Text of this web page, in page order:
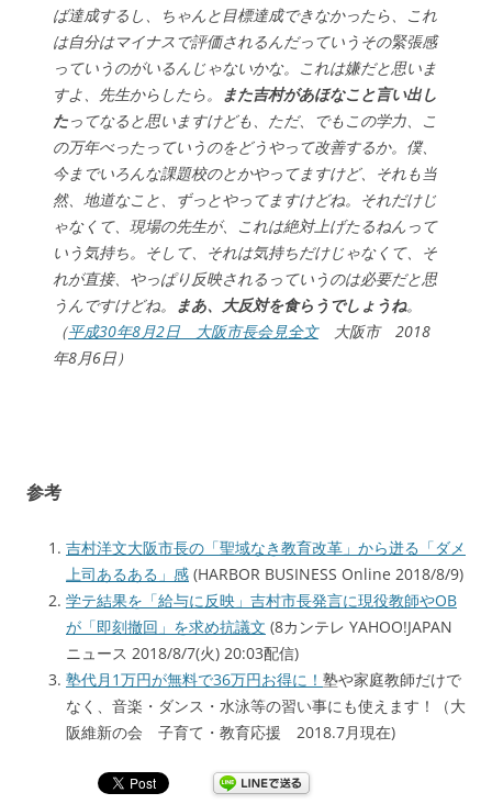
ば達成するし、ちゃんと目標達成できなかったら、これ
は自分はマイナスで評価されるんだっていうその緊張感
っていうのがいるんじゃないかな。これは嫌だと思いま
すよ、先生からしたら。 また吉村があほなこと言い出し
たってなると思いますけども、ただ、でもこの学力、こ
の万年べったっていうのをどうやって改善するか。僕、
今までいろんな課題校のとかやってますけど、それも当
然、地道なこと、ずっとやってますけどね。それだけじ
ゃなくて、現場の先生が、これは絶対上げたるねんって
いう気持ち。そして、それは気持ちだけじゃなくて、そ
れが直接、やっぱり反映されるっていうのは必要だと思
うんですけどね。 まあ、大反対を食らうでしょうね。
（平成30年8月2日 大阪市長会見全文大阪市 2018
年8月6日）
参考
吉村洋文大阪市長の「聖域なき教育改革」から迸る「ダメ
上司あるある」感 (HARBOR BUSINESS Online 2018/8/9)
学テ結果を「給与に反映」吉村市長発言に現役教師やOB
が「即刻撤回」を求め抗議文 (8カンテレ YAHOO!JAPAN
ニュース 2018/8/7(火) 20:03配信)
塾代月1万円が無料で36万円お得に！ 塾や家庭教師だけで
なく、音楽・ダンス・水泳等の習い事にも使えます！（大
阪維新の会 子育て・教育応援 2018.7月現在)